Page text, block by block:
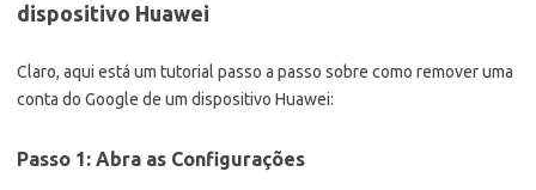
dispositivo Huawei
Claro, aqui está um tutorial passo a passo sobre como remover uma
conta do Google de um dispositivo Huawei:
Passo 1: Abra as Configurações